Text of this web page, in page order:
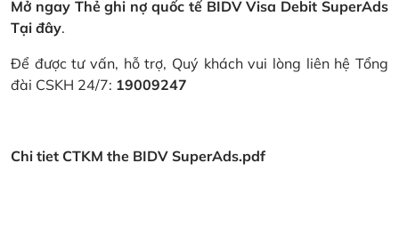
Mở ngay Thẻ ghi nợ quốc tế BIDV Visa Debit SuperAds
Tại đây.
Để được tư vấn, hỗ trợ, Quý khách vui lòng liên hệ Tổng
đài CSKH 24/7: 19009247
Chi tiet CTKM the BIDV SuperAds.pdf